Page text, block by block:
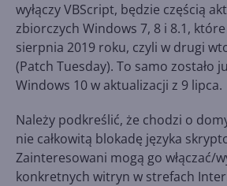
wyłączy VBScript, będzie częścią
zbiorczych Windows 7, 8 i 8.1,
sierpnia 2019 roku, czyli w drugi
(Patch Tuesday). To samo zostało
Windows 10 w aktualizacji z 9 lipca.
Należy podkreślić, że chodzi o
nie całkowitą blokadę języka
Zainteresowani mogą go włączać/
konkretnych witryn w strefach